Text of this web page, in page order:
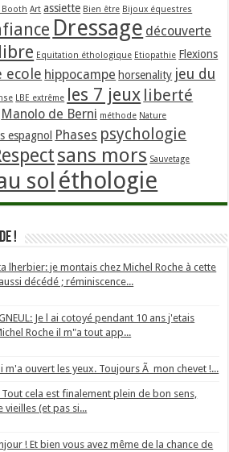
Booth Art assiette Bien être Bijoux équestres
Dressage découverte
Equitation éthologique Etiopathie Flexions
ecole hippocampe horsenality jeu du
LBE extrême les 7 jeux liberté
Manolo de Berni méthode Nature
espagnol Phases psychologie
sans mors Sauvetage
sol éthologie
!
lherbier: je montais chez Michel Roche à cette
décédé ; réminiscence...
Je l ai cotoyé pendant 10 ans j'etais
Roche il m"a tout app...
m'a ouvert les yeux. Toujours Ã mon chevet !...
cela est finalement plein de bon sens,
vieilles (et pas si...
! Et bien vous avez même de la chance de